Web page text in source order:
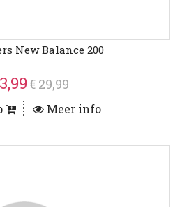
New Balance 200
€ 29,99
Meer info